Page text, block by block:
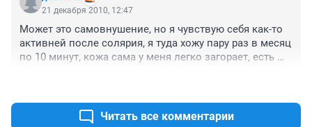
21 декабря 2010, 12:47
Может это самовнушение, но я чувствую себя как-то
активней после солярия, я туда хожу пару раз в месяц
по 10 минут, кожа сама у меня легко загорает, есть
кожа любит солнце и выглядит после него лучше.
Читать все комментарии